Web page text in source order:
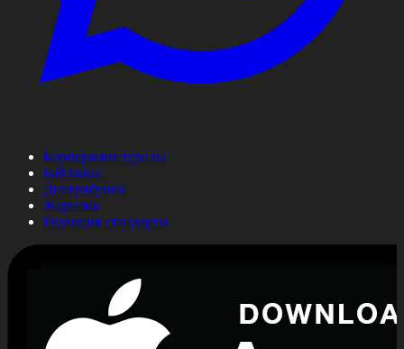
Корпорация туралы
Байланыс
Дистрибуция
Жарнама
Редакция стандарты